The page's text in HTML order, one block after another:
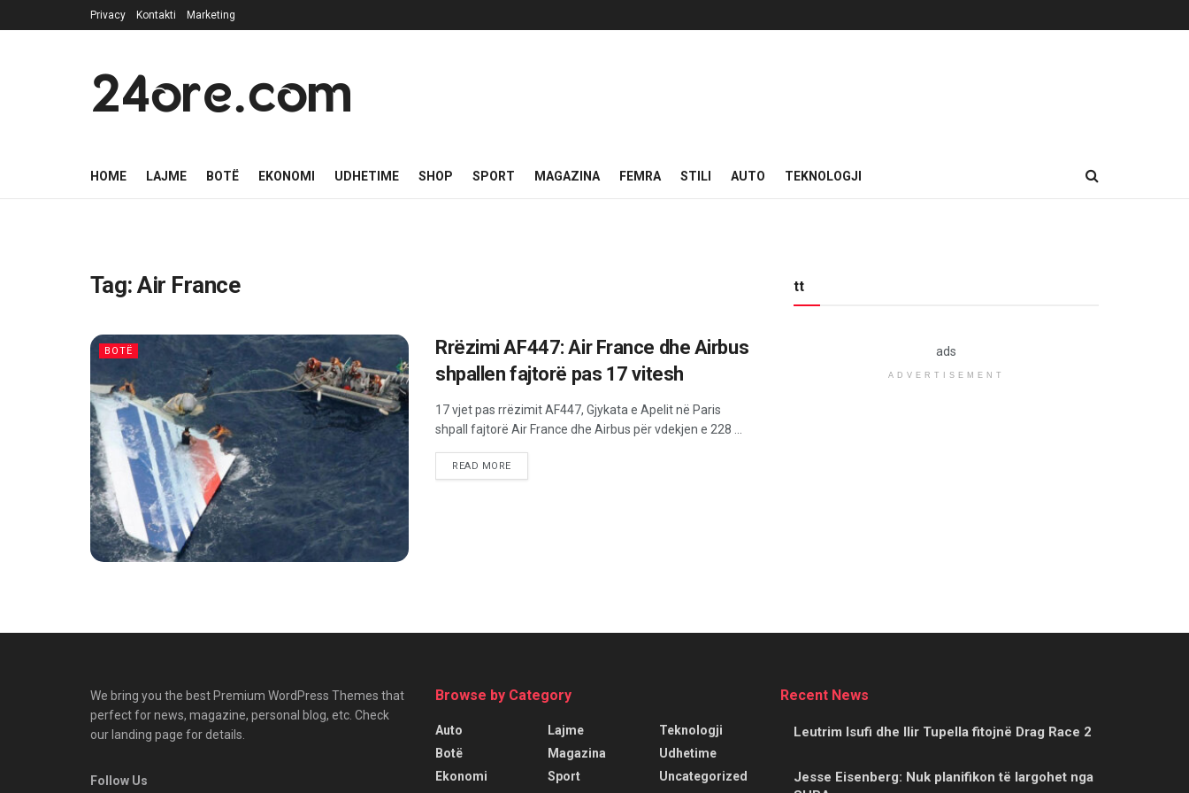
Privacy Kontakti Marketing
24ore.com
HOME LAJME BOTË EKONOMI UDHETIME SHOP SPORT MAGAZINA FEMRA STILI AUTO TEKNOLOGJI
Tag:Air France
BOTË
Rrëzimi AF447: Air France dhe Airbus
shpallen fajtorë pas 17 vitesh
17 vjet pas rrëzimit AF447, Gjykata e Apelit në Paris
shpall fajtorë Air France dhe Airbus për vdekjen e 228 ...
READ MORE
tt
ads
ADVERTISEMENT
We bring you the best Premium WordPress Themes that
perfect for news, magazine, personal blog, etc. Check
our landing page for details.
Follow Us
Browse by Category
Auto
Botë
Ekonomi
Lajme
Magazina
Sport
Teknologji
Udhetime
Uncategorized
Recent News
Leutrim Isufi dhe Ilir Tupella fitojnë Drag Race 2
Jesse Eisenberg: Nuk planifikon të largohet nga